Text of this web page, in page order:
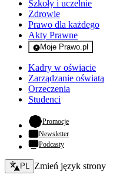
Szkoły i uczelnie
Zdrowie
Prawo dla każdego
Akty Prawne
Moje Prawo.pl
- rejestracja i
Kadry w oświacie
Zarządzanie oświatą
Orzeczenia
Studenci
Promocje- otwiera się w
Newsletter
Podcasty
Zmień język - bieżący:
PL Zmień język strony